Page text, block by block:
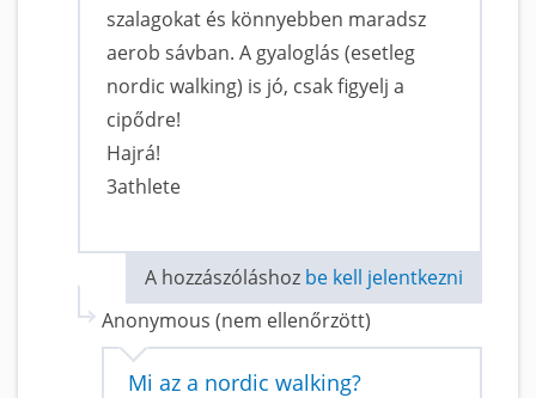
szalagokat és könnyebben maradsz
aerob sávban. A gyaloglás (esetleg
nordic walking) is jó, csak figyelj a
cipődre!
Hajrá!
3athlete
A hozzászóláshoz be kell jelentkezni
Anonymous (nem ellenőrzött)
Mi az a nordic walking?